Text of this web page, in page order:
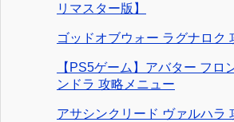
リマスター版】
ゴッドオブウォー ラグナロク
【PS5ゲーム】アバター フロ
ンドラ 攻略メニュー
アサシンクリード ヴァルハラ